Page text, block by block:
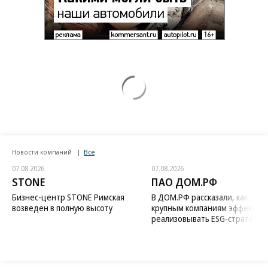
Новости компаний Все
07.08.2026
STONE
Бизнес-центр STONE Римская
возведен в полную высоту
07.08.2026
ПАО ДОМ.РФ
В ДОМ.РФ рассказали, как
крупным компаниям
реализовывать ESG-стратегию